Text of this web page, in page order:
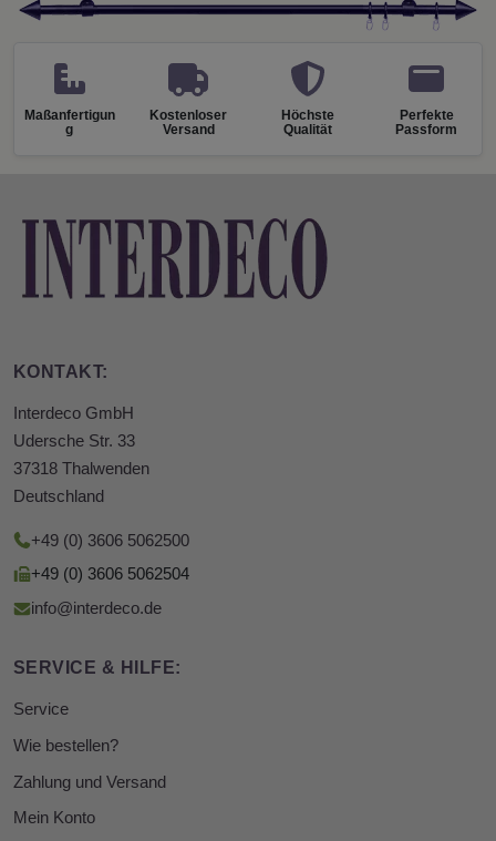
Maßanfertigun
g
Kostenloser
Versand
Höchste
Qualität
Perfekte
Passform
KONTAKT:
Interdeco GmbH
Udersche Str. 33
37318 Thalwenden
Deutschland
+49 (0) 3606 5062500
+49 (0) 3606 5062504
info@interdeco.de
SERVICE & HILFE:
Service
Wie bestellen?
Zahlung und Versand
Mein Konto